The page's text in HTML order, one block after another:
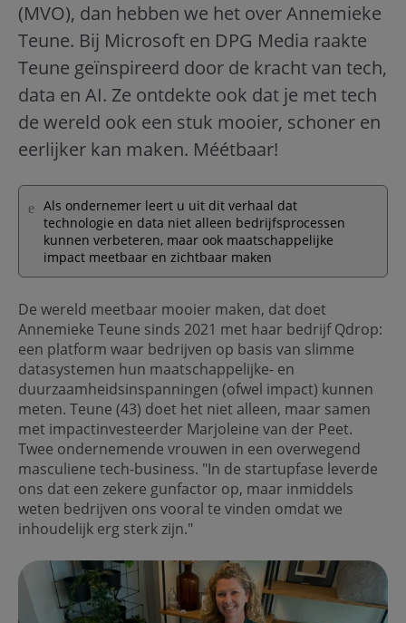
(MVO), dan hebben we het over Annemieke
Teune. Bij Microsoft en DPG Media raakte
Teune geïnspireerd door de kracht van tech,
data en AI. Ze ontdekte ook dat je met tech
de wereld ook een stuk mooier, schoner en
eerlijker kan maken. Méétbaar!
Als ondernemer leert u uit dit verhaal dat
technologie en data niet alleen bedrijfsprocessen
kunnen verbeteren, maar ook maatschappelijke
impact meetbaar en zichtbaar maken
De wereld meetbaar mooier maken, dat doet
Annemieke Teune sinds 2021 met haar bedrijf Qdrop:
een platform waar bedrijven op basis van slimme
datasystemen hun maatschappelijke- en
duurzaamheidsinspanningen (ofwel impact) kunnen
meten. Teune (43) doet het niet alleen, maar samen
met impactinvesteerder Marjoleine van der Peet.
Twee ondernemende vrouwen in een overwegend
masculiene tech-business. "In de startupfase leverde
ons dat een zekere gunfactor op, maar inmiddels
weten bedrijven ons vooral te vinden omdat we
inhoudelijk erg sterk zijn."